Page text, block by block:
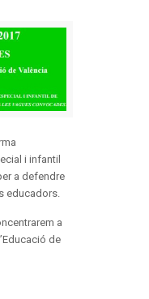
i infantil
a defendre
educadors.
a
de